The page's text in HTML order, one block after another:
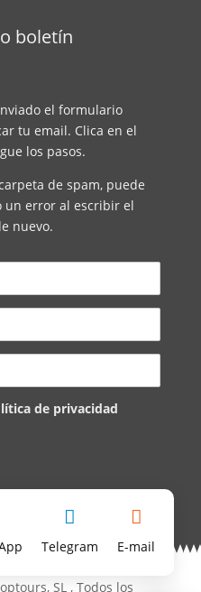
boletín
el formulario
tu email. Clica en el
los pasos.
de spam, puede
un error al escribir el
nuevo.
de privacidad
SL, Todos los
Telegram E-mail